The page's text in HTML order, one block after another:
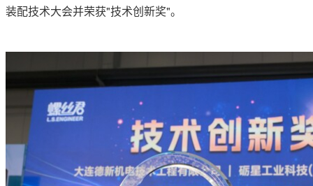
装配技术大会并荣获"技术创新奖"。